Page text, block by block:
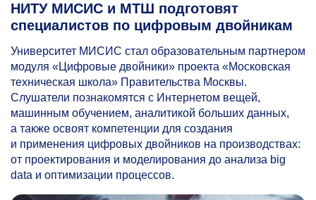
НИТУ МИСИС и МТШ подготовят
специалистов по цифровым двойникам
Университет МИСИС стал образовательным партнером
модуля «Цифровые двойники» проекта «Московская
техническая школа» Правительства Москвы.
Слушатели познакомятся с Интернетом вещей,
машинным обучением, аналитикой больших данных,
а также освоят компетенции для создания
и применения цифровых двойников на производствах:
от проектирования и моделирования до анализа big
data и оптимизации процессов.